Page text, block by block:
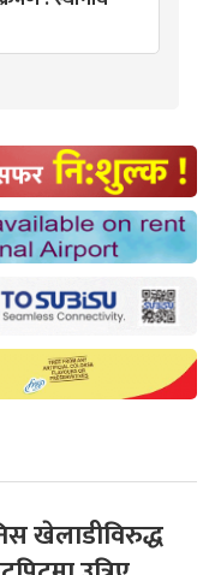
खेलाडीविरुद्ध